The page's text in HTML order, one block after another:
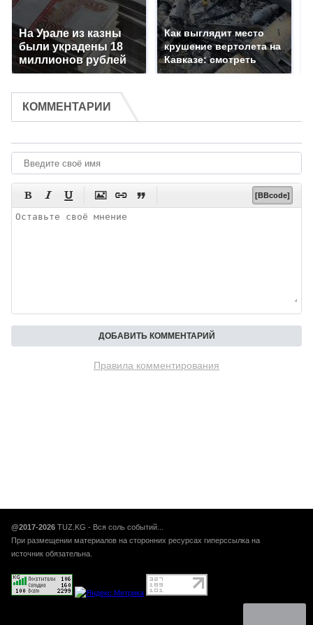
На Урале из казны
были украдены 18
миллионов рублей
Как выглядит место
крушение вертолета на
Кавказе: смотреть
КОММЕНТАРИИ
      [BBcode]
Правила комментирования
@2017-2026 TUZ.KG - Вся соль событий...
При размещении материалов на сторонних ресурсах гиперссылка на
источник обязательна.